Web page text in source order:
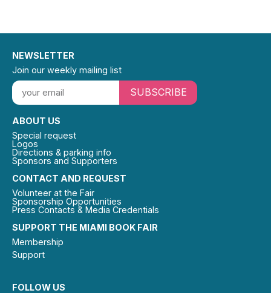
SUPPORT THE MIAMI BOOK FAIR
Membership
Support
FOLLOW US
CONTACT AND REQUEST
Volunteer at the Fair
Sponsorship Opportunities
Press Contacts & Media Credentials
ABOUT US
Special request
Logos
Directions & parking info
Sponsors and Supporters
NEWSLETTER
Join our weekly mailing list
SUBSCRIBE